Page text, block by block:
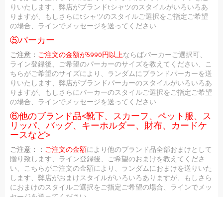
りいたします、弊店がブランドtシャツのスタイルがいろいろあ
りますが、もしさらにtシャツのスタイルご選択をご指定ご希望
の場合、ラインでメッセージを送ってください
⑤パーカー
ご注意： ご注文の金額が5990円以上ならばパーカーご選択可、
ライン登録後、ご希望のパーカーのサイズを教えてください、こ
ちらがご希望のサイズにより、ランダムにブランドパーカーを送
りいたします、弊店がブランドパーカーのスタイルがいろいろあ
りますが、もしさらにパーカーのスタイルご選択をご指定ご希望
の場合、ラインでメッセージを送ってください
⑥他のブランド品<靴下、スカーフ、ペット服、ス
リッパ、バッグ、キーホルダー、財布、カードケ
ースなど>
ご注意：： ご注文の金額により他のブランド品全部おまけとして
贈り致します、ライン登録後、ご希望のおまけを教えてくださ
い、こちらがご注文の金額により、ランダムにおまけを送りいた
します、弊店がおまけスタイルがいろいろありますが、もしさら
におまけのスタイルご選択をご指定ご希望の場合、ラインでメッ